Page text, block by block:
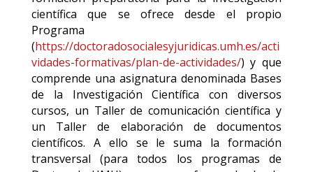
científica que se ofrece desde el propio
Programa
(https://doctoradosocialesyjuridicas.umh.es/acti
vidades-formativas/plan-de-actividades/) y que
comprende una asignatura denominada Bases
de la Investigación Científica con diversos
cursos, un Taller de comunicación científica y
un Taller de elaboración de documentos
científicos. A ello se le suma la formación
transversal (para todos los programas de